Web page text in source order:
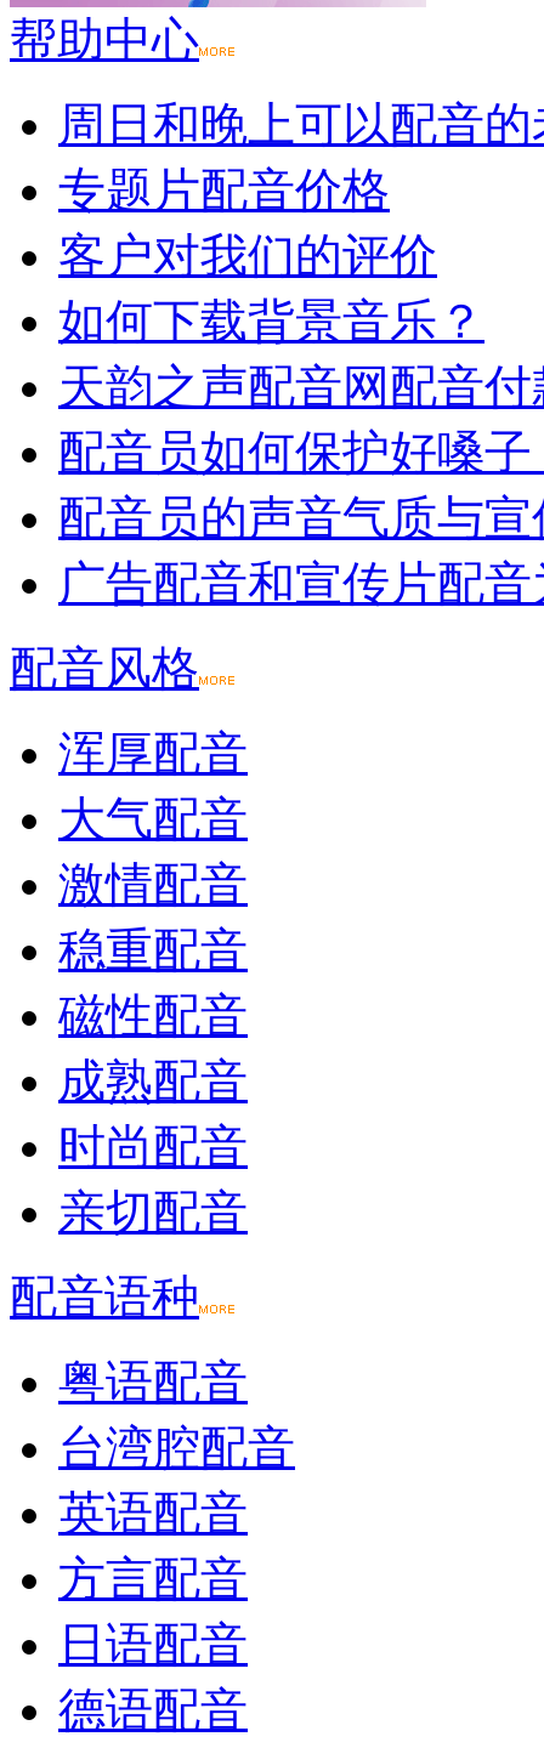
帮助中心
周日和晚上可以配音
专题片配音价格
客户对我们的评价
如何下载背景音乐？
天韵之声配音网配音
配音员如何保护好嗓子
配音员的声音气质与
广告配音和宣传片配
配音风格
浑厚配音
大气配音
激情配音
稳重配音
磁性配音
成熟配音
时尚配音
亲切配音
配音语种
粤语配音
台湾腔配音
英语配音
方言配音
日语配音
德语配音